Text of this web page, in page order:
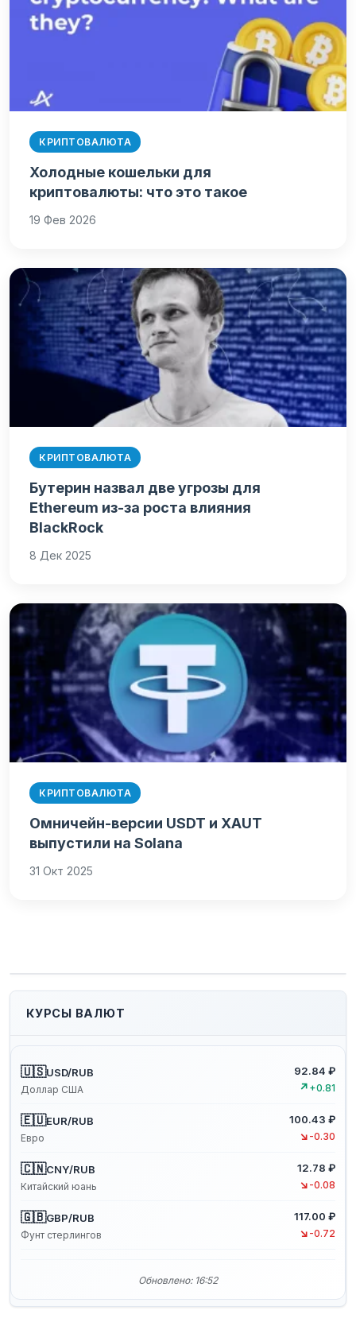
КРИПТОВАЛЮТА
Холодные кошельки для
криптовалюты: что это такое
19 Фев 2026
КРИПТОВАЛЮТА
Бутерин назвал две угрозы для
Ethereum из-за роста влияния
BlackRock
8 Дек 2025
КРИПТОВАЛЮТА
Омничейн-версии USDT и XAUT
выпустили на Solana
31 Окт 2025
КУРСЫ ВАЛЮТ
🇺🇸USD/RUB
Доллар США
92.84 ₽
↗ +0.81
🇪🇺EUR/RUB
Евро
100.43 ₽
↘ -0.30
🇨🇳CNY/RUB
Китайский юань
12.78 ₽
↘ -0.08
🇬🇧GBP/RUB
Фунт стерлингов
117.00 ₽
↘ -0.72
Обновлено: 16:52